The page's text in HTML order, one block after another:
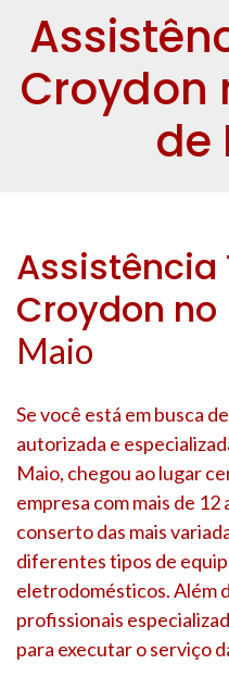
Croydon
de
Assistência
Croydon no
Maio
Se você está em busca
autorizada e
Maio, chegou ao lugar
empresa com mais de
conserto das mais
diferentes tipos de
eletrodomésticos. Além
profissionais
para executar o serviço